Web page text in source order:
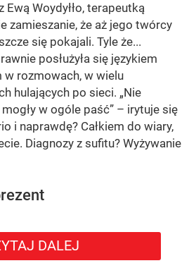
Woydyłło, terapeutką
zamieszanie, że aż jego twórcy
się pokajali. Tyle że...
posłużyła się językiem
w rozmowach, w wielu
hulających po sieci. „Nie
w ogóle paść” – irytuje się
i naprawdę? Całkiem do wiary,
Diagnozy z sufitu? Wyżywanie
DALEJ